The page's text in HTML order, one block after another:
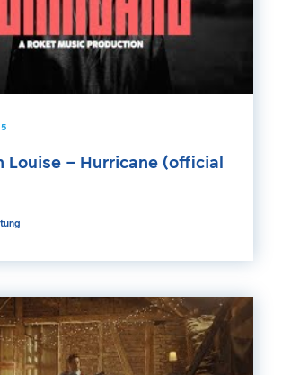
Louise – Hurricane (official